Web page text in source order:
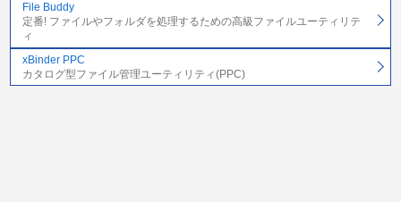
File Buddy
定番! ファイルやフォルダを処理するための高級ファイルユーティリテ
ィ
xBinder PPC
カタログ型ファイル管理ユーティリティ(PPC)